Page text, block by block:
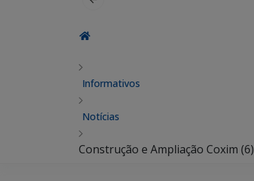
Informativos
Notícias
Construção e Ampliação Coxim (6)